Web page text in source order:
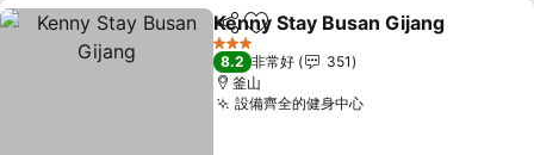
分享 加入我的最愛
Kenny Stay Busan Gijang
3 星級
8.2 非常好
351
釜山
設備齊全的健身中心查看價格